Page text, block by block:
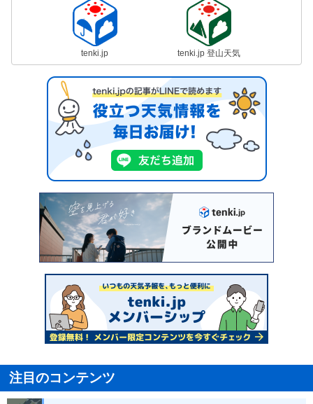
tenki.jp tenki.jp 登山天気
注目のコンテンツ